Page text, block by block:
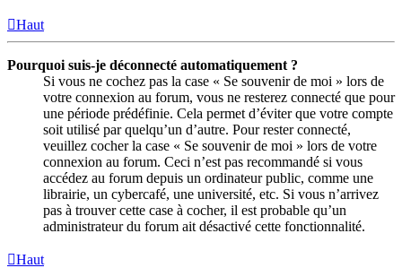
Haut
Pourquoi suis-je déconnecté automatiquement ?
Si vous ne cochez pas la case « Se souvenir de moi » lors de
votre connexion au forum, vous ne resterez connecté que pour
une période prédéfinie. Cela permet d’éviter que votre compte
soit utilisé par quelqu’un d’autre. Pour rester connecté,
veuillez cocher la case « Se souvenir de moi » lors de votre
connexion au forum. Ceci n’est pas recommandé si vous
accédez au forum depuis un ordinateur public, comme une
librairie, un cybercafé, une université, etc. Si vous n’arrivez
pas à trouver cette case à cocher, il est probable qu’un
administrateur du forum ait désactivé cette fonctionnalité.
Haut